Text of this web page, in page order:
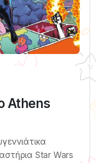
Athens
Star Wars